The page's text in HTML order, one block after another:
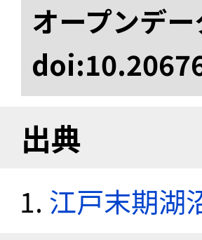
オープンデ
出典
江戸末期湖